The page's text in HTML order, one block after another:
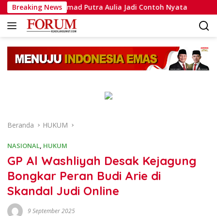
Langsung
ke
konten
Breaking News
Muhammad Putra Aulia Jadi Contoh Nyata
Beranda HUKUM
NASIONAL, HUKUM
GP Al Washliyah Desak Kejagung
Bongkar Peran Budi Arie di
Skandal Judi Online
9 September 2025